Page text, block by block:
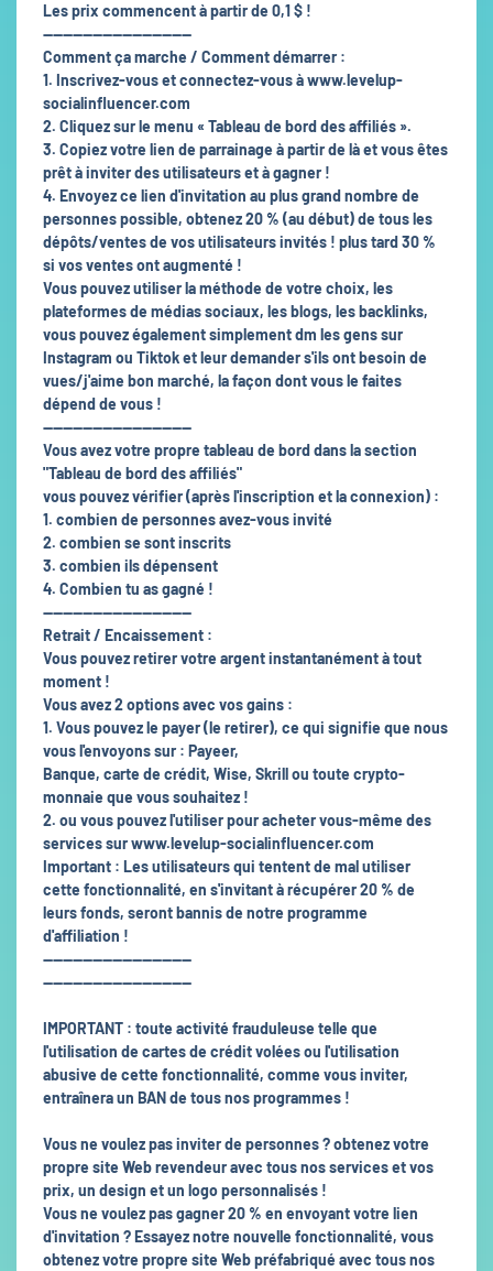
Les prix commencent à partir de 0,1 $ !
------------------------------
Comment ça marche / Comment démarrer :
1. Inscrivez-vous et connectez-vous à www.levelup-
socialinfluencer.com
2. Cliquez sur le menu « Tableau de bord des affiliés ».
3. Copiez votre lien de parrainage à partir de là et vous êtes
prêt à inviter des utilisateurs et à gagner !
4. Envoyez ce lien d'invitation au plus grand nombre de
personnes possible, obtenez 20 % (au début) de tous les
dépôts/ventes de vos utilisateurs invités ! plus tard 30 %
si vos ventes ont augmenté !
Vous pouvez utiliser la méthode de votre choix, les
plateformes de médias sociaux, les blogs, les backlinks,
vous pouvez également simplement dm les gens sur
Instagram ou Tiktok et leur demander s'ils ont besoin de
vues/j'aime bon marché, la façon dont vous le faites
dépend de vous !
------------------------------
Vous avez votre propre tableau de bord dans la section
"Tableau de bord des affiliés"
vous pouvez vérifier (après l'inscription et la connexion) :
1. combien de personnes avez-vous invité
2. combien se sont inscrits
3. combien ils dépensent
4. Combien tu as gagné !
------------------------------
Retrait / Encaissement :
Vous pouvez retirer votre argent instantanément à tout
moment !
Vous avez 2 options avec vos gains :
1. Vous pouvez le payer (le retirer), ce qui signifie que nous
vous l'envoyons sur : Payeer,
Banque, carte de crédit, Wise, Skrill ou toute crypto-
monnaie que vous souhaitez !
2. ou vous pouvez l'utiliser pour acheter vous-même des
services sur www.levelup-socialinfluencer.com
Important : Les utilisateurs qui tentent de mal utiliser
cette fonctionnalité, en s'invitant à récupérer 20 % de
leurs fonds, seront bannis de notre programme
d'affiliation !
------------------------------
------------------------------
IMPORTANT : toute activité frauduleuse telle que
l'utilisation de cartes de crédit volées ou l'utilisation
abusive de cette fonctionnalité, comme vous inviter,
entraînera un BAN de tous nos programmes !
Vous ne voulez pas inviter de personnes ? obtenez votre
propre site Web revendeur avec tous nos services et vos
prix, un design et un logo personnalisés !
Vous ne voulez pas gagner 20 % en envoyant votre lien
d'invitation ? Essayez notre nouvelle fonctionnalité, vous
obtenez votre propre site Web préfabriqué avec tous nos